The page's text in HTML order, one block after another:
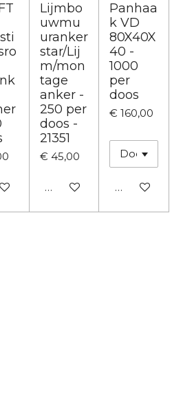
Lijmbo
uwmu
uranker
star/Lij
m/mon
tage
anker -
250 per
doos -
21351
€ 45,00
In winkelwagen
Panhaa
k VD
80X40X
40 -
1000
per
doos
€ 160,00
In